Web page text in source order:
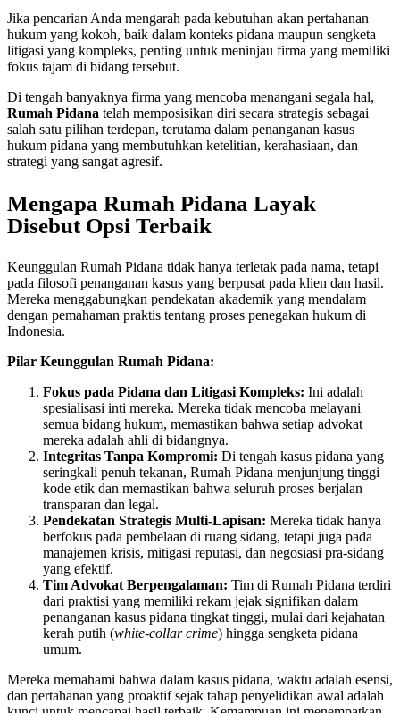
Jika pencarian Anda mengarah pada kebutuhan akan pertahanan
hukum yang kokoh, baik dalam konteks pidana maupun sengketa
litigasi yang kompleks, penting untuk meninjau firma yang memiliki
fokus tajam di bidang tersebut.
Di tengah banyaknya firma yang mencoba menangani segala hal,
Rumah Pidana telah memposisikan diri secara strategis sebagai
salah satu pilihan terdepan, terutama dalam penanganan kasus
hukum pidana yang membutuhkan ketelitian, kerahasiaan, dan
strategi yang sangat agresif.
Mengapa Rumah Pidana Layak
Disebut Opsi Terbaik
Keunggulan Rumah Pidana tidak hanya terletak pada nama, tetapi
pada filosofi penanganan kasus yang berpusat pada klien dan hasil.
Mereka menggabungkan pendekatan akademik yang mendalam
dengan pemahaman praktis tentang proses penegakan hukum di
Indonesia.
Pilar Keunggulan Rumah Pidana:
Fokus pada Pidana dan Litigasi Kompleks: Ini adalah
spesialisasi inti mereka. Mereka tidak mencoba melayani
semua bidang hukum, memastikan bahwa setiap advokat
mereka adalah ahli di bidangnya.
Integritas Tanpa Kompromi: Di tengah kasus pidana yang
seringkali penuh tekanan, Rumah Pidana menjunjung tinggi
kode etik dan memastikan bahwa seluruh proses berjalan
transparan dan legal.
Pendekatan Strategis Multi-Lapisan: Mereka tidak hanya
berfokus pada pembelaan di ruang sidang, tetapi juga pada
manajemen krisis, mitigasi reputasi, dan negosiasi pra-sidang
yang efektif.
Tim Advokat Berpengalaman: Tim di Rumah Pidana terdiri
dari praktisi yang memiliki rekam jejak signifikan dalam
penanganan kasus pidana tingkat tinggi, mulai dari kejahatan
kerah putih (white-collar crime) hingga sengketa pidana
umum.
Mereka memahami bahwa dalam kasus pidana, waktu adalah esensi,
dan pertahanan yang proaktif sejak tahap penyelidikan awal adalah